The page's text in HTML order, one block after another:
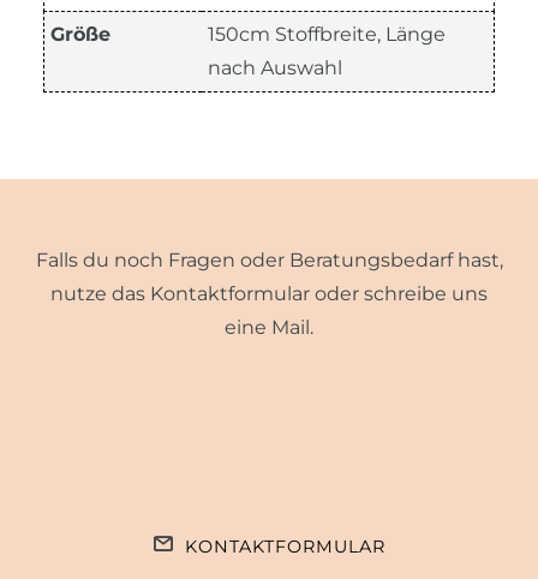
Größe
150cm Stoffbreite, Länge
nach Auswahl
Falls du noch Fragen oder Beratungsbedarf hast,
nutze das Kontaktformular oder schreibe uns
eine Mail.
KONTAKTFORMULAR